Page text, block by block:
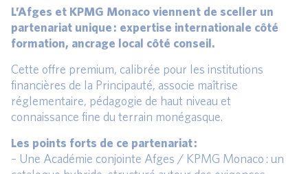
L’Afges et KPMG Monaco viennent de sceller un
partenariat unique : expertise internationale côté
formation, ancrage local côté conseil.
Cette offre premium, calibrée pour les institutions
financières de la Principauté, associe maîtrise
réglementaire, pédagogie de haut niveau et
connaissance fine du terrain monégasque.
Les points forts de ce partenariat :
– Une Académie conjointe Afges / KPMG Monaco : un